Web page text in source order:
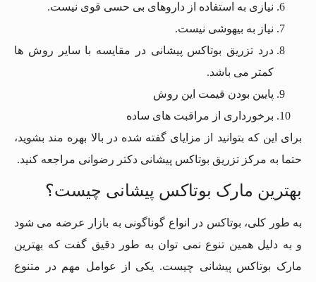
نیازی به استفاده از داروهای بی حسی قوی نیست.
نیاز به بیهوشی نیست.
درد تزریق بوتاکس پیشانی در مقایسه با سایر روش ها
کمتر می باشد.
پایین بودن قیمت این روش
برخورداری از مراقبت های ساده
برای این که بتوانید از مزایای گفته شده در بالا بهره مند بشوید،
حتما به مرکز تزریق بوتاکس پیشانی دکتر رضوانی مراجعه کنید.
بهترین مارک بوتاکس پیشانی چیست؟
به طور کلی، بوتاکس در انواع گوناگونی به بازار عرضه می شود
و به دلیل همین تنوع نمی توان به طور دقیق گفت که بهترین
مارک بوتاکس پیشانی چیست. یکی از عوامل مهم در متنوع